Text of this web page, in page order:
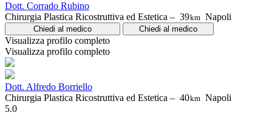
Dott. Corrado Rubino
Chirurgia Plastica Ricostruttiva ed Estetica – 39km Napoli
Chiedi al medico Chiedi al medico
Visualizza profilo completo
Visualizza profilo completo
Dott. Alfredo Borriello
Chirurgia Plastica Ricostruttiva ed Estetica – 40km Napoli
5.0